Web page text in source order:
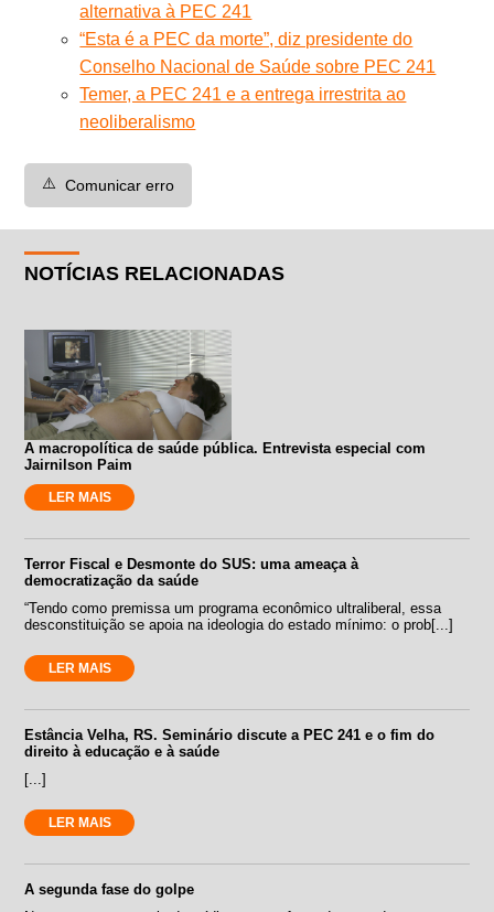
alternativa à PEC 241
“Esta é a PEC da morte”, diz presidente do
Conselho Nacional de Saúde sobre PEC 241
Temer, a PEC 241 e a entrega irrestrita ao
neoliberalismo
⚠️ Comunicar erro
NOTÍCIAS RELACIONADAS
A macropolítica de saúde pública. Entrevista especial com
Jairnilson Paim
LER MAIS
Terror Fiscal e Desmonte do SUS: uma ameaça à
democratização da saúde
“Tendo como premissa um programa econômico ultraliberal, essa
desconstituição se apoia na ideologia do estado mínimo: o prob[...]
LER MAIS
Estância Velha, RS. Seminário discute a PEC 241 e o fim do
direito à educação e à saúde
[...]
LER MAIS
A segunda fase do golpe